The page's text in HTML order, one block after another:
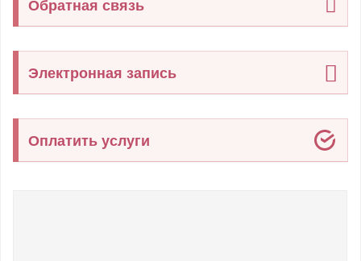
Обратная связь
Электронная запись
Оплатить услуги